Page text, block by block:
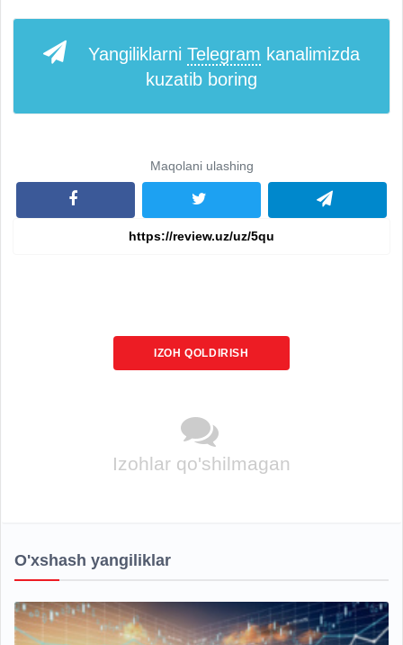
Yangiliklarni Telegram kanalimizda
kuzatib boring
Maqolani ulashing
IZOH QOLDIRISH
Izohlar qo'shilmagan
O'xshash yangiliklar